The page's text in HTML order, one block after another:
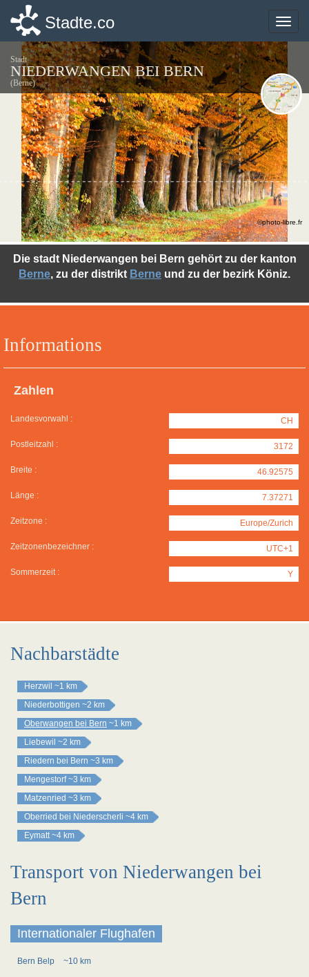
Toggle
Stadte.co
Stadt
NIEDERWANGEN BEI BERN
(Berne)
Informations
Zahlen
Landesvorwahl : CH
Postleitzahl : 3172
Breite : 46.92575
Länge : 7.37271
Zeitzone : Europe/Zurich
Zeitzonenbezeichner : UTC+1
Sommerzeit : Y
Die stadt Niederwangen bei Bern gehört zu der kanton
Berne, zu der distrikt Berne und zu der bezirk Köniz.
©photo-libre.fr
Nachbarstädte
Herzwil ~1 km
Niederbottigen ~2 km
Oberwangen bei Bern ~1 km
Liebewil ~2 km
Riedern bei Bern ~3 km
Mengestorf ~3 km
Matzenried ~3 km
Oberried bei Niederscherli ~4 km
Eymatt ~4 km
Transport von Niederwangen bei
Bern
Internationaler Flughafen
Bern Belp ~10 km
Toggle
Stadte.co